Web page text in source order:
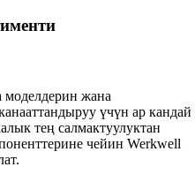
моделдерин жана
үчүн ар кандай
тең салмактуулуктан
чейин Werkwell